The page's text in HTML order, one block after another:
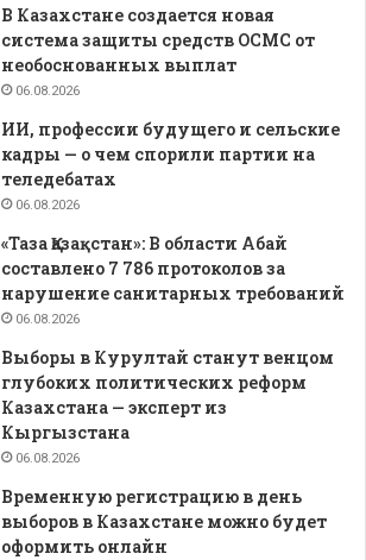
В Казахстане создается новая
система защиты средств ОСМС от
необоснованных выплат
06.08.2026
ИИ, профессии будущего и сельские
кадры — о чем спорили партии на
теледебатах
06.08.2026
«Таза Қазақстан»: В области Абай
составлено 7 786 протоколов за
нарушение санитарных требований
06.08.2026
Выборы в Курултай станут венцом
глубоких политических реформ
Казахстана — эксперт из
Кыргызстана
06.08.2026
Временную регистрацию в день
выборов в Казахстане можно будет
оформить онлайн